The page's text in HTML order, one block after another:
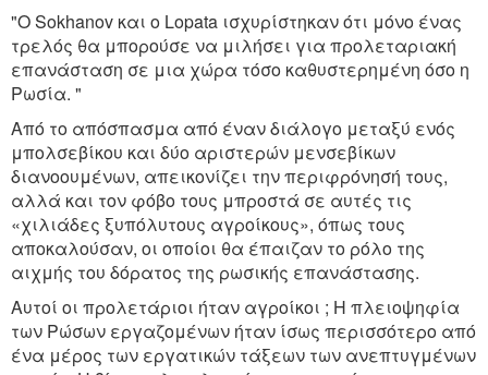
"Ο Sokhanov και ο Lopata ισχυρίστηκαν ότι μόνο ένας
τρελός θα μπορούσε να μιλήσει για προλεταριακή
επανάσταση σε μια χώρα τόσο καθυστερημένη όσο η
Ρωσία. "
Από το απόσπασμα από έναν διάλογο μεταξύ ενός
μπολσεβίκου και δύο αριστερών μενσεβίκων
διανοουμένων, απεικονίζει την περιφρόνησή τους,
αλλά και τον φόβο τους μπροστά σε αυτές τις
«χιλιάδες ξυπόλυτους αγροίκους», όπως τους
αποκαλούσαν, οι οποίοι θα έπαιζαν το ρόλο της
αιχμής του δόρατος της ρωσικής επανάστασης.
Αυτοί οι προλετάριοι ήταν αγροίκοι ; Η πλειοψηφία
των Ρώσων εργαζομένων ήταν ίσως περισσότερο από
ένα μέρος των εργατικών τάξεων των ανεπτυγμένων